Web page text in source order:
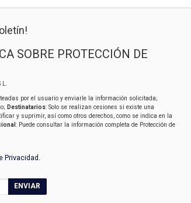
SOBRE PROTECCIÓN DE
por el usuario y enviarle la información solicitada;
Destinatarios: Solo se realizan cesiones si existe una
y suprimir, así como otros derechos, como se indica en la
: Puede consultar la información completa de Protección de
Privacidad
ENVIAR